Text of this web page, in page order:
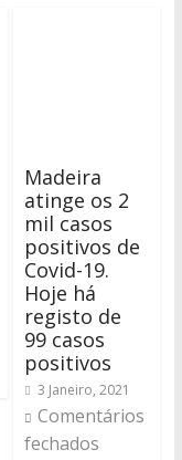
Madeira
atinge os 2
mil casos
positivos de
Covid-19.
Hoje há
registo de
99 casos
positivos
3 Janeiro, 2021
Comentários
fechados